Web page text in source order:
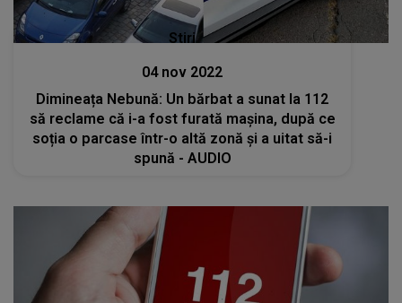
Stiri
04 nov 2022
Dimineața Nebună: Un bărbat a sunat la 112
să reclame că i-a fost furată mașina, după ce
soția o parcase într-o altă zonă și a uitat să-i
spună - AUDIO